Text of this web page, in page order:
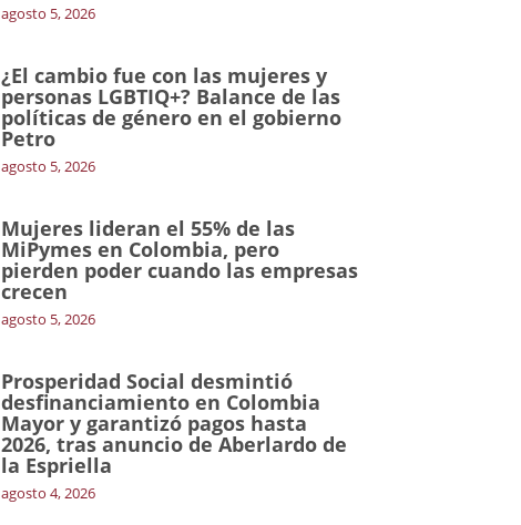
agosto 5, 2026
¿El cambio fue con las mujeres y
personas LGBTIQ+? Balance de las
políticas de género en el gobierno
Petro
agosto 5, 2026
Mujeres lideran el 55% de las
MiPymes en Colombia, pero
pierden poder cuando las empresas
crecen
agosto 5, 2026
Prosperidad Social desmintió
desfinanciamiento en Colombia
Mayor y garantizó pagos hasta
2026, tras anuncio de Aberlardo de
la Espriella
agosto 4, 2026